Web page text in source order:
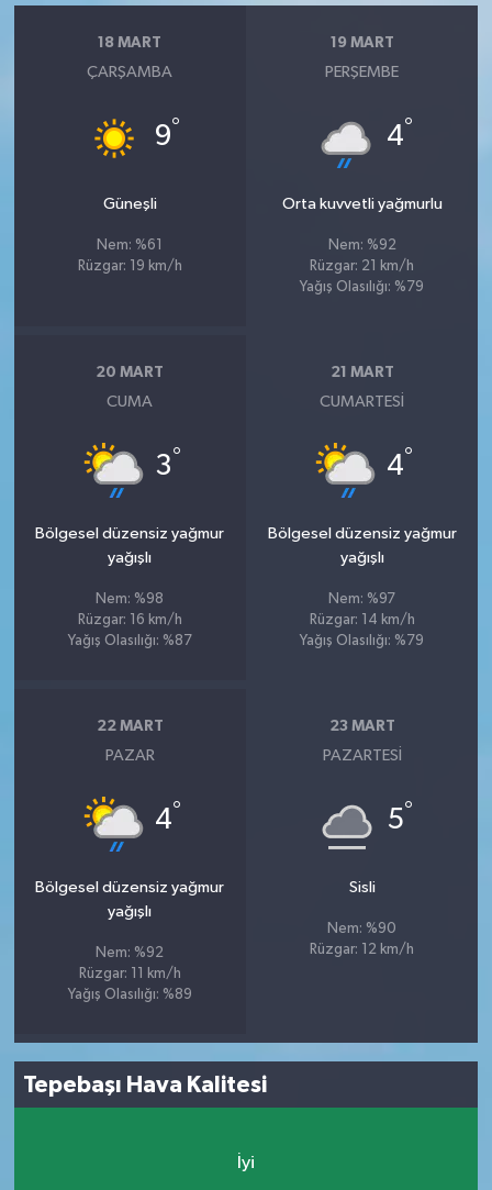
18 MART
ÇARŞAMBA
9°
Güneşli
Nem: %61
Rüzgar: 19 km/h
19 MART
PERŞEMBE
4°
Orta kuvvetli yağmurlu
Nem: %92
Rüzgar: 21 km/h
Yağış Olasılığı: %79
20 MART
CUMA
3°
Bölgesel düzensiz yağmur
yağışlı
Nem: %98
Rüzgar: 16 km/h
Yağış Olasılığı: %87
21 MART
CUMARTESI
4°
Bölgesel düzensiz yağmur
yağışlı
Nem: %97
Rüzgar: 14 km/h
Yağış Olasılığı: %79
22 MART
PAZAR
4°
Bölgesel düzensiz yağmur
yağışlı
Nem: %92
Rüzgar: 11 km/h
Yağış Olasılığı: %89
23 MART
PAZARTESI
5°
Sisli
Nem: %90
Rüzgar: 12 km/h
Tepebaşı Hava Kalitesi
İyi